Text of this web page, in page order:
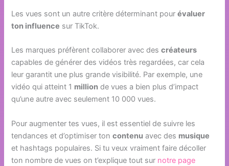
Les vues sont un autre critère déterminant pourévaluer
ton influence sur TikTok.
Les marques préfèrent collaborer avec descréateurs
capables de générer des vidéos très regardées, car cela
leur garantit une plus grande visibilité. Par exemple, une
vidéo qui atteint 1 million de vues a bien plus d’impact
qu’une autre avec seulement 10 000 vues.
Pour augmenter tes vues, il est essentiel de suivre les
tendances et d’optimiser toncontenu avec des musique
et hashtags populaires. Si tu veux vraiment faire décoller
ton nombre de vues on t’explique tout sur notre page